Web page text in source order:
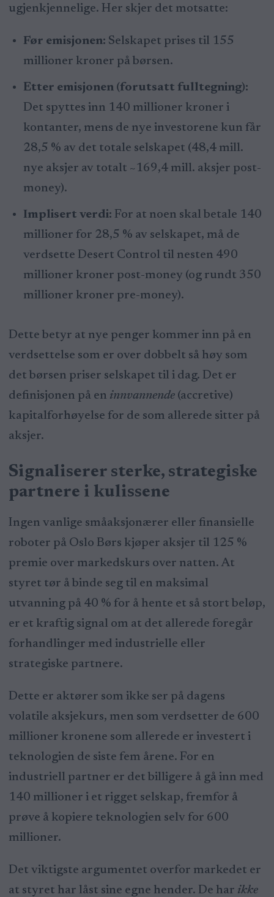
ugjenkjennelige. Her skjer det motsatte:
Før emisjonen: Selskapet prises til 155
millioner kroner på børsen.
Etter emisjonen (forutsatt fulltegning):
Det spyttes inn 140 millioner kroner i
kontanter, mens de nye investorene kun får
28,5 % av det totale selskapet (48,4 mill.
nye aksjer av totalt ~169,4 mill. aksjer post-
money).
Implisert verdi: For at noen skal betale 140
millioner for 28,5 % av selskapet, må de
verdsette Desert Control til nesten 490
millioner kroner post-money (og rundt 350
millioner kroner pre-money).
Dette betyr at nye penger kommer inn på en
verdsettelse som er over dobbelt så høy som
det børsen priser selskapet til i dag. Det er
definisjonen på en innvannende(accretive)
kapitalforhøyelse for de som allerede sitter på
aksjer.
Signaliserer sterke, strategiske
partnere i kulissene
Ingen vanlige småaksjonærer eller finansielle
roboter på Oslo Børs kjøper aksjer til 125 %
premie over markedskurs over natten. At
styret tør å binde seg til en maksimal
utvanning på 40 % for å hente et så stort beløp,
er et kraftig signal om at det allerede foregår
forhandlinger med industrielle eller
strategiske partnere.
Dette er aktører som ikke ser på dagens
volatile aksjekurs, men som verdsetter de 600
millioner kronene som allerede er investert i
teknologien de siste fem årene. For en
industriell partner er det billigere å gå inn med
140 millioner i et rigget selskap, fremfor å
prøve å kopiere teknologien selv for 600
millioner.
Det viktigste argumentet overfor markedet er
at styret har låst sine egne hender. De har ikke